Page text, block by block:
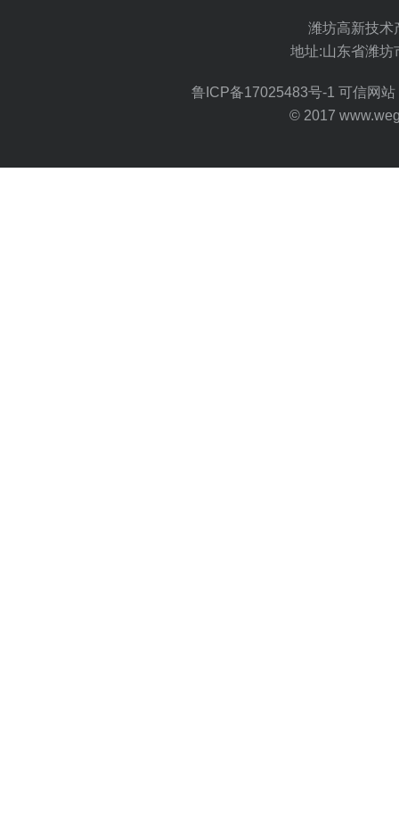
潍坊高新技术
地址:山东省潍坊
鲁ICP备17025483号-1 可信网
© 2017